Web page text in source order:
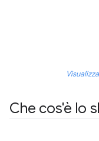
Che cos'è lo